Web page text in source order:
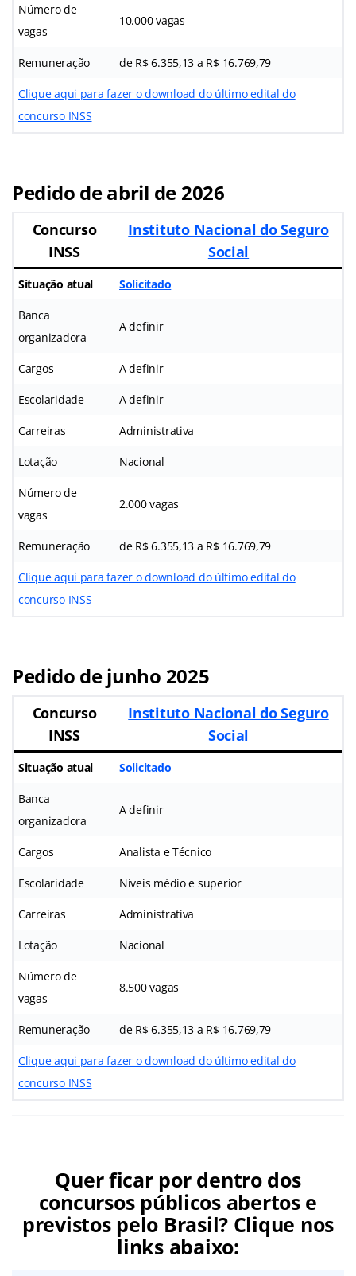
Número de
vagas
10.000 vagas
Remuneração de R$ 6.355,13 a R$ 16.769,79
Clique aqui para fazer o download do último edital do
concurso INSS
Pedido de abril de 2026
Concurso
INSS
Instituto Nacional do Seguro
Social
Situação atual Solicitado
Banca
organizadora
A definir
Cargos A definir
Escolaridade A definir
Carreiras Administrativa
Lotação Nacional
Número de
vagas
2.000 vagas
Remuneração de R$ 6.355,13 a R$ 16.769,79
Clique aqui para fazer o download do último edital do
concurso INSS
Pedido de junho 2025
Concurso
INSS
Instituto Nacional do Seguro
Social
Situação atual Solicitado
Banca
organizadora
A definir
Cargos Analista e Técnico
Escolaridade Níveis médio e superior
Carreiras Administrativa
Lotação Nacional
Número de
vagas
8.500 vagas
Remuneração de R$ 6.355,13 a R$ 16.769,79
Clique aqui para fazer o download do último edital do
concurso INSS
Quer ficar por dentro dos
concursos públicos abertos e
previstos pelo Brasil? Clique nos
links abaixo: